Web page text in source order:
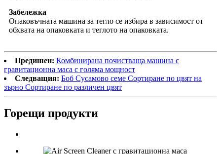
Забележка
Опаковъчната машина за тегло се избира в зависимост от
обхвата на опаковката и теглото на опаковката.
Предишен: Комбинирана почистваща машина с
гравитационна маса с голяма мощност
Следващия: Боб Сусамово семе Сортиране по цвят на
зърно Сортиране по различен цвят
Горещи продукти